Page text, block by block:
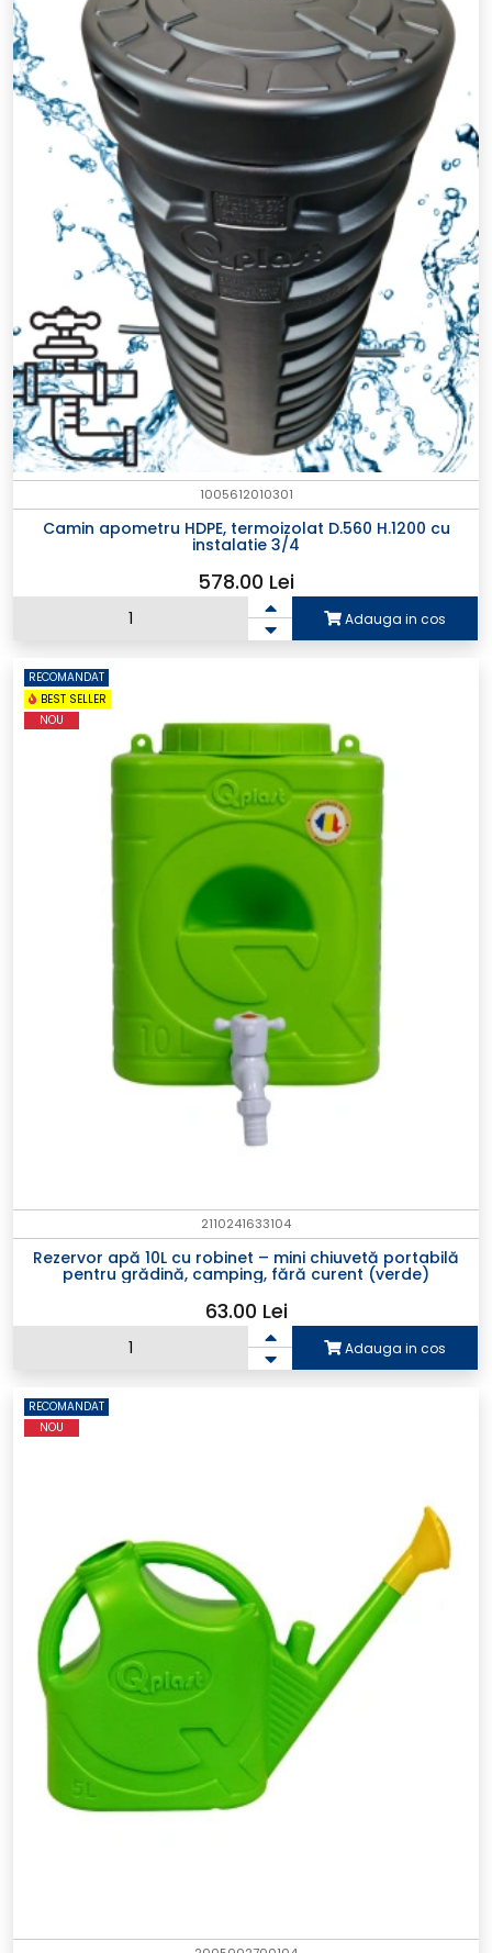
1005612010301
Camin apometru HDPE, termoizolat D.560 H.1200 cu
instalatie 3/4
578.00 Lei
Adauga in cos
RECOMANDAT
BEST SELLER
NOU
2110241633104
Rezervor apă 10L cu robinet – mini chiuvetă portabilă
pentru grădină, camping, fără curent (verde)
63.00 Lei
Adauga in cos
RECOMANDAT
NOU
Nu mai afisa acest
mesaj!